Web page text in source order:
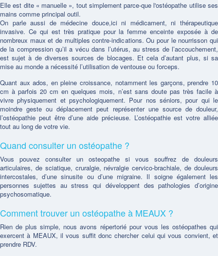
Elle est dite « manuelle », tout simplement parce-que l'ostéopathe utilise ses
mains comme principal outil.
On parle aussi de médecine douce,ici ni médicament, ni thérapeutique
invasive. Ce qui est très pratique pour la femme enceinte exposée à de
nombreux maux et de multiples contre-indications. Ou pour le nourrisson qui
de la compression qu’il a vécu dans l’utérus, au stress de l’accouchement,
est sujet à de diverses sources de blocages. Et cela d’autant plus, si sa
mise au monde a nécessité l’utilisation de ventouse ou forceps.
Quant aux ados, en pleine croissance, notamment les garçons, prendre 10
cm à parfois 20 cm en quelques mois, n’est sans doute pas très facile à
vivre physiquement et psychologiquement. Pour nos séniors, pour qui le
moindre geste ou déplacement peut représenter une source de douleur,
l’ostéopathie peut être d’une aide précieuse. L’ostéopathie est votre alliée
tout au long de votre vie.
Quand consulter un ostéopathe ?
Vous pouvez consulter un osteopathe si vous souffrez de douleurs
articulaires, de sciatique, cruralgie, névralgie cervico-brachiale, de douleurs
intercostales, d’une sinusite ou d’une migraine. Il soigne également les
personnes sujettes au stress qui développent des pathologies d’origine
psychosomatique.
Comment trouver un ostéopathe à MEAUX ?
Rien de plus simple, nous avons répertorié pour vous les ostéopathes qui
exercent à MEAUX, il vous suffit donc chercher celui qui vous convient, et
prendre RDV.